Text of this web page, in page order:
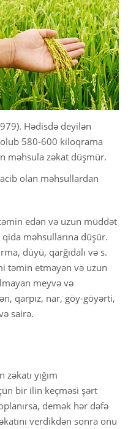
Hədisdə deyilən
580-600 kiloqrama
məhsula zəkat düşmür.
olan məhsullardan
təmin edən və uzun müddət
məhsullarına düşür.
düyü, qarğıdalı və s.
təmin etməyən və uzun
meyvə və
qarpız, nar, göy-göyərti,
sairə.
yığım
bir ilin keçməsi şərt
demək hər dəfə
verdikdən sonra onu